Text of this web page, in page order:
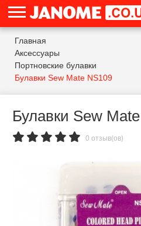
Главная
Аксессуары
Портновские булавки
Булавки Sew Mate NS109
Булавки Sew
0 отзыв(ов)